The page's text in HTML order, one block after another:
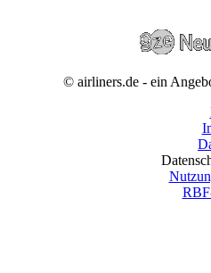
© airliners.de - ein